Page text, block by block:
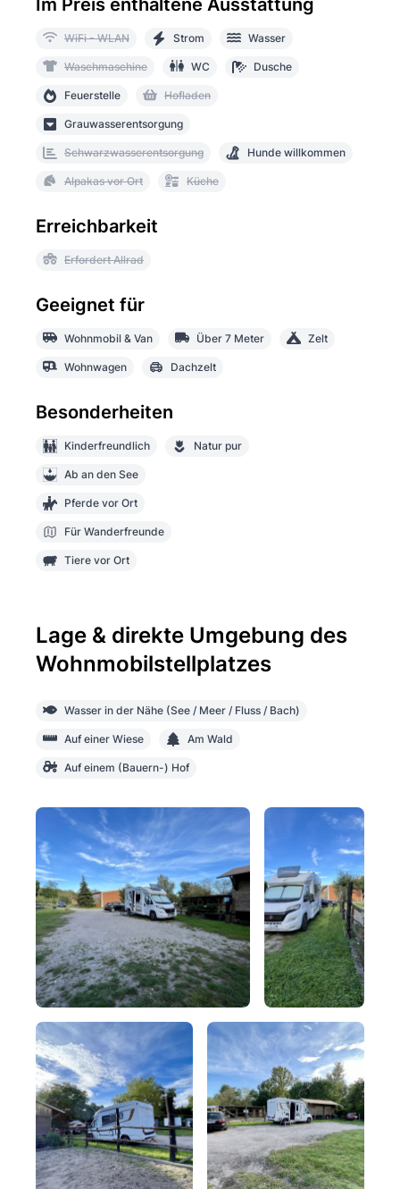
Im Preis enthaltene Ausstattung
WiFi - WLAN Strom Wasser
Waschmaschine WC Dusche
Feuerstelle Hofladen
Grauwasserentsorgung
Schwarzwasserentsorgung Hunde willkommen
Alpakas vor Ort Küche
Erreichbarkeit
Erfordert Allrad
Geeignet für
Wohnmobil & Van Über 7 Meter Zelt
Wohnwagen Dachzelt
Besonderheiten
Kinderfreundlich Natur pur
Ab an den See
Pferde vor Ort
Für Wanderfreunde
Tiere vor Ort
Lage & direkte Umgebung des
Wohnmobilstellplatzes
Wasser in der Nähe (See / Meer / Fluss / Bach)
Auf einer Wiese Am Wald
Auf einem (Bauern-) Hof